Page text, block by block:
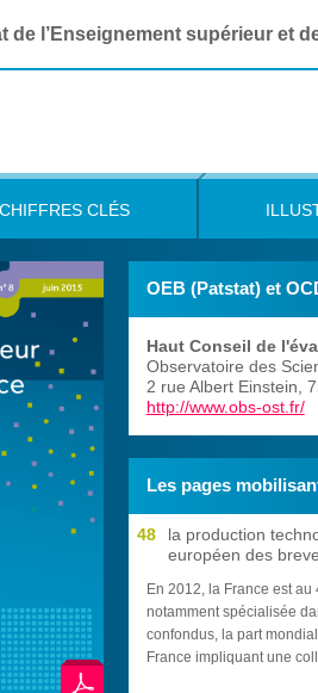
de l’Enseignement supérieur et
CHIFFRES CLÉS
OEB (Patstat) et
Haut Conseil de
Observatoire des
2 rue Albert Einstein
http://www.obs-ost.fr/
Les pages
48
la production
européen des
En 2012, la France est
notamment spécialisée
confondus, la part
France impliquant une